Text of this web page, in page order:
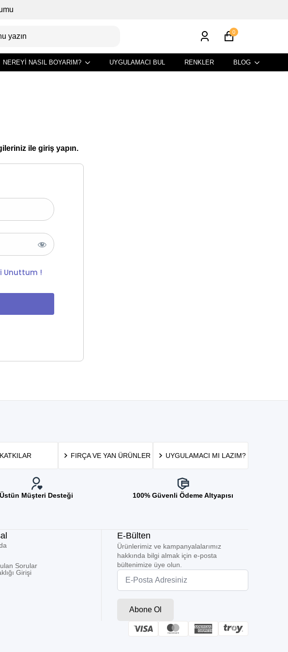
0
NEREYI NASIL BOYARIM? UYGULAMACI BUL RENKLER BLOG
ile giriş yapın.
Unuttum !
KATKILAR FIRÇA VE YAN ÜRÜNLER UYGULAMACI MI LAZIM?
Üstün Müşteri Desteği 100% Güvenli Ödeme Altyapısı
Sorular
Girişi
E-Bülten
Ürünlerimiz ve kampanyalalarımız
hakkında bilgi almak için e-posta
bültenimize üye olun.
Email
Abone Ol